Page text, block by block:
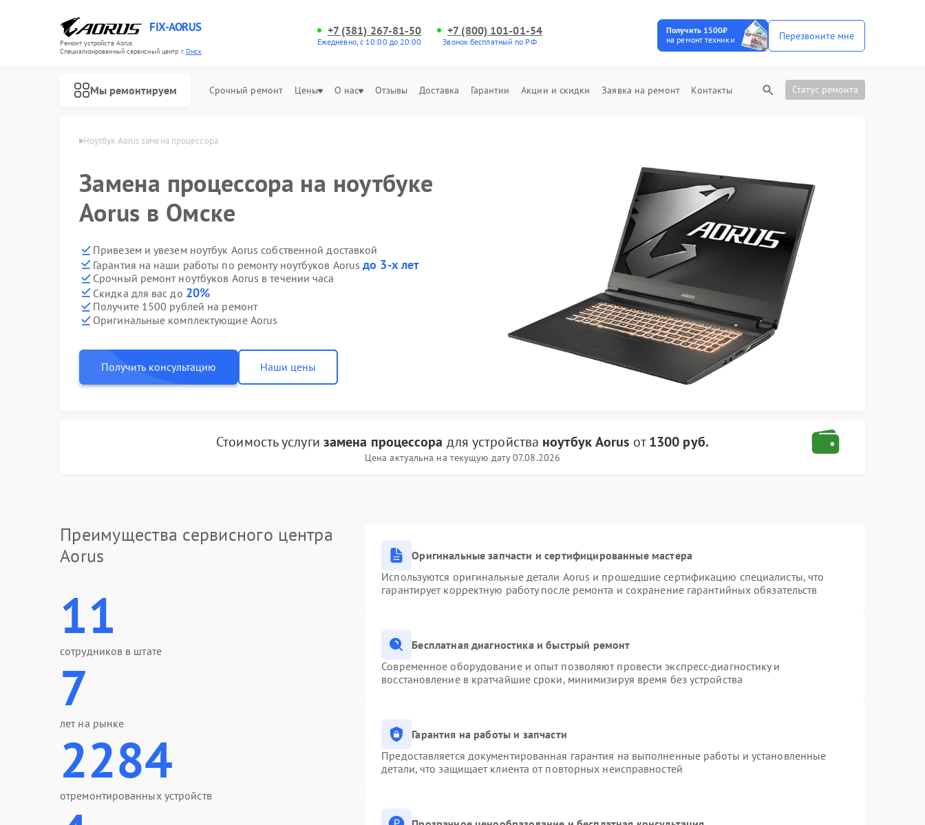
FIX-AORUS
Ремонт устройств Aorus
Специализированный cервисный центр г.Омск
+7 (381) 267-81-50
Ежедневно, с 10:00 до 20:00
+7 (800) 101-01-54
Звонок бесплатный по РФ
Получить 1500₽
на ремонт техники
Перезвоните мне
Мы ремонтируем Срочный ремонт Цены О нас Отзывы Доставка Гарантии Акции и скидки Заявка на ремонт Контакты Статус ремонта
Ноутбук Aorus замена процессора
Замена процессора на ноутбуке
Aorus в Омске
Привезем и увезем ноутбук Aorus собственной доставкой
Гарантия на наши работы по ремонту ноутбуков Aorusдо 3-х лет
Срочный ремонт ноутбуков Aorus в течении часа
Скидка для вас до 20%
Получите 1500 рублей на ремонт
Оригинальные комплектующие Aorus
Получить консультацию Наши цены
Стоимость услуги замена процессора для устройства ноутбук Aorus от1300 руб.
Цена актуальна на текущую дату 07.08.2026
Преимущества сервисного центра
Aorus
11
сотрудников в штате
7
лет на рынке
2284
отремонтированных устройств
Оригинальные запчасти и сертифицированные мастера
Используются оригинальные детали Aorus и прошедшие сертификацию специалисты, что
гарантирует корректную работу после ремонта и сохранение гарантийных обязательств
Бесплатная диагностика и быстрый ремонт
Современное оборудование и опыт позволяют провести экспресс-диагностику и
восстановление в кратчайшие сроки, минимизируя время без устройства
Гарантия на работы и запчасти
Предоставляется документированная гарантия на выполненные работы и установленные
детали, что защищает клиента от повторных неисправностей